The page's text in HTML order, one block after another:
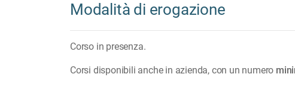
Modalità di erogazione
Corso in presenza.
Corsi disponibili anche in azienda, con un numero